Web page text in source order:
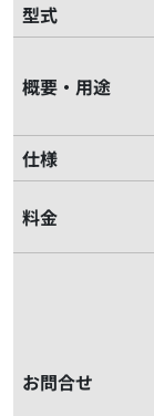
型式
概要・用途
仕様
料金
お問合せ